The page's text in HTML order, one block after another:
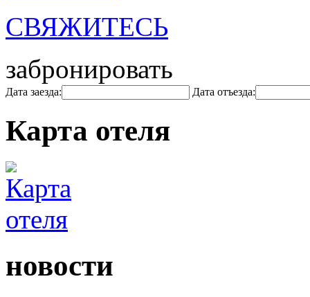
СВЯЖИТЕСЬ
забронировать
Дата заезда: Дата отъезда:
Карта отеля
новости